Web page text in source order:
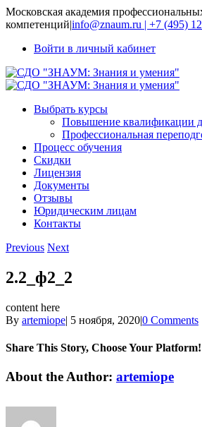
Московская академия
компетенций|info@znaum.ru | +7 (495)
Войти в личный кабинет
Выбрать курсы
Повышение квалификации
Профессиональная
Процесс обучения
Скидки
Лицензия
Документы
Отзывы
Юридическим лицам
Контакты
Previous Next
2.2_ф2_2
content here
By artemiope| 5 ноября, 2020|0 Comments
Share This Story, Choose Your Platform!
Facebook
Twitter
Linkedin
Reddit
Tumblr
Google+
Pinterest
Vk
Email
About the Author: artemiope